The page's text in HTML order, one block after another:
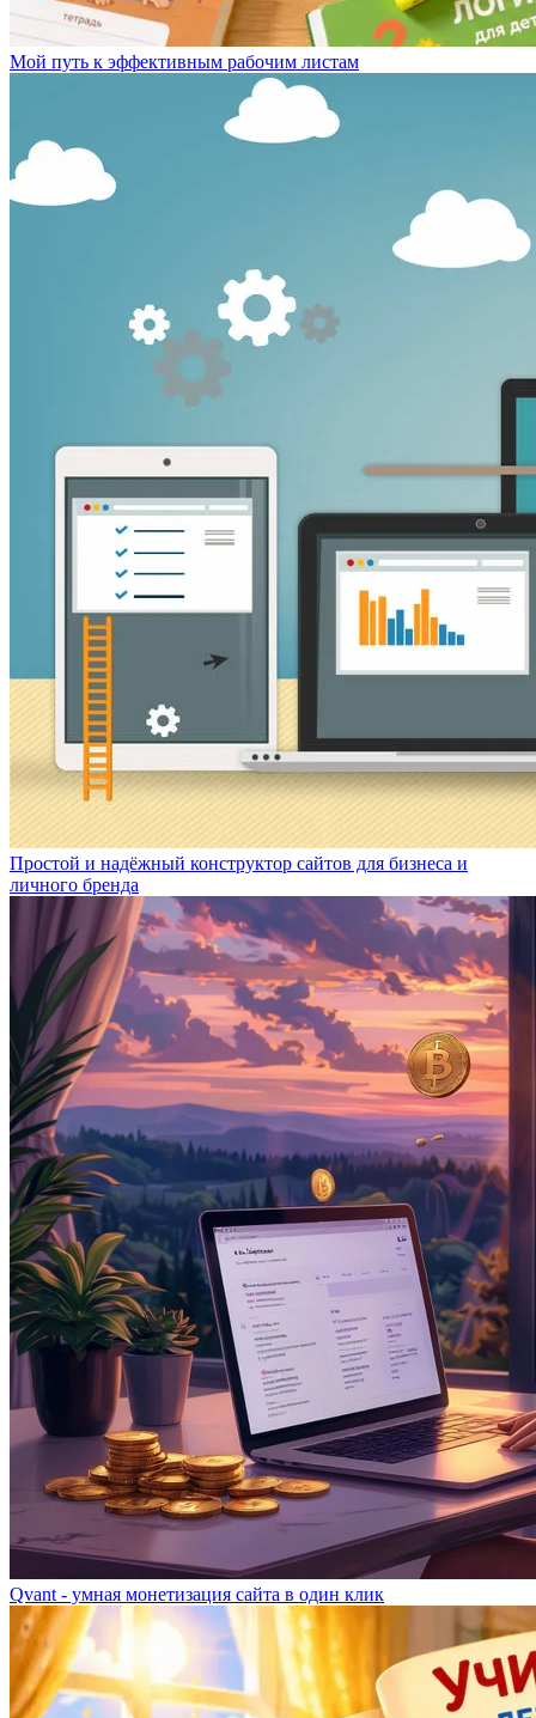
Мой путь к эффективным рабочим листам
Простой и надёжный конструктор сайтов для бизнеса и
личного бренда
Qvant - умная монетизация сайта в один клик